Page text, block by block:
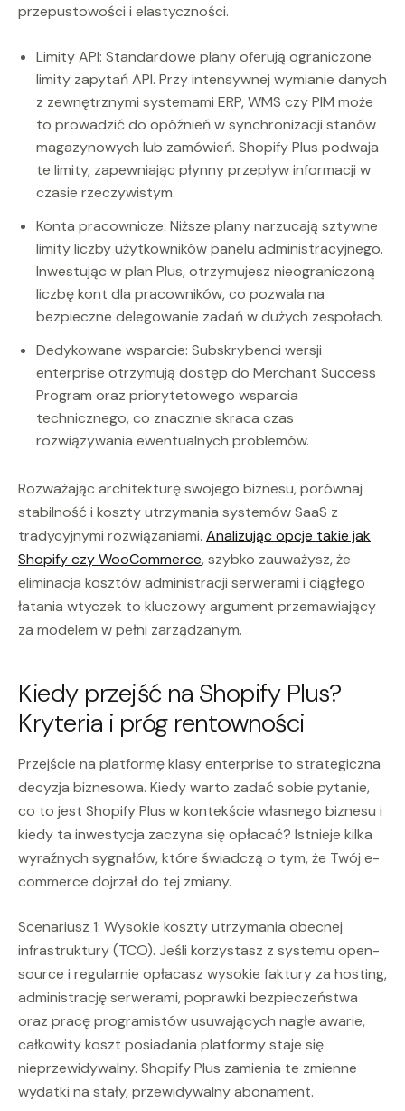
przepustowości i elastyczności.
Limity API: Standardowe plany oferują ograniczone
limity zapytań API. Przy intensywnej wymianie danych
z zewnętrznymi systemami ERP, WMS czy PIM może
to prowadzić do opóźnień w synchronizacji stanów
magazynowych lub zamówień. Shopify Plus podwaja
te limity, zapewniając płynny przepływ informacji w
czasie rzeczywistym.
Konta pracownicze: Niższe plany narzucają sztywne
limity liczby użytkowników panelu administracyjnego.
Inwestując w plan Plus, otrzymujesz nieograniczoną
liczbę kont dla pracowników, co pozwala na
bezpieczne delegowanie zadań w dużych zespołach.
Dedykowane wsparcie: Subskrybenci wersji
enterprise otrzymują dostęp do Merchant Success
Program oraz priorytetowego wsparcia
technicznego, co znacznie skraca czas
rozwiązywania ewentualnych problemów.
Rozważając architekturę swojego biznesu, porównaj
stabilność i koszty utrzymania systemów SaaS z
tradycyjnymi rozwiązaniami. Analizując opcje takie jak
Shopify czy WooCommerce, szybko zauważysz, że
eliminacja kosztów administracji serwerami i ciągłego
łatania wtyczek to kluczowy argument przemawiający
za modelem w pełni zarządzanym.
Kiedy przejść na Shopify Plus?
Kryteria i próg rentowności
Przejście na platformę klasy enterprise to strategiczna
decyzja biznesowa. Kiedy warto zadać sobie pytanie,
co to jest Shopify Plus w kontekście własnego biznesu i
kiedy ta inwestycja zaczyna się opłacać? Istnieje kilka
wyraźnych sygnałów, które świadczą o tym, że Twój e-
commerce dojrzał do tej zmiany.
Scenariusz 1: Wysokie koszty utrzymania obecnej
infrastruktury (TCO). Jeśli korzystasz z systemu open-
source i regularnie opłacasz wysokie faktury za hosting,
administrację serwerami, poprawki bezpieczeństwa
oraz pracę programistów usuwających nagłe awarie,
całkowity koszt posiadania platformy staje się
nieprzewidywalny. Shopify Plus zamienia te zmienne
wydatki na stały, przewidywalny abonament.